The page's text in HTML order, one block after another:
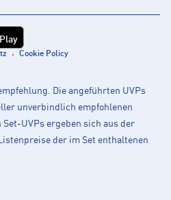
Cookie Policy
Die angeführten UVPs
unverbindlich empfohlenen
UVPs ergeben sich aus der
der im Set enthaltenen